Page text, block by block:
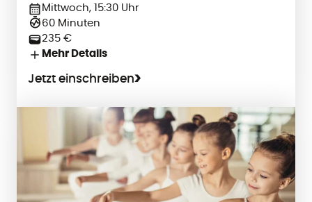
Mittwoch, 15:30 Uhr
60 Minuten
235 €
Mehr Details
Jetzt einschreiben